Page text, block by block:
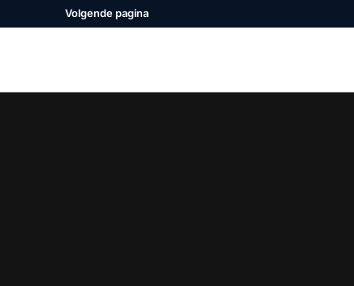
Volgende pagina